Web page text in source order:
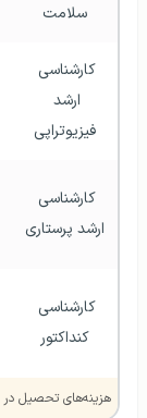
سلامت
فیزیوتراپی
ارشد پرستاری
کنداکتور
هزینه‌های تحصیل در